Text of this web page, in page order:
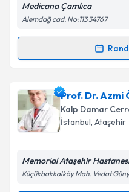
Medicana Çamlıca
Alemdağ cad. No:113 34767
Randevu Takvimi
Uzm. Dr. İbrahim
oluşturun. Size bu
takvim
Prof. Dr. Azmi
Kalp Damar
İstanbul, Ataşehir
Memorial Ataşehir Hastanesi
Küçükbakkalköy Mah. Vedat